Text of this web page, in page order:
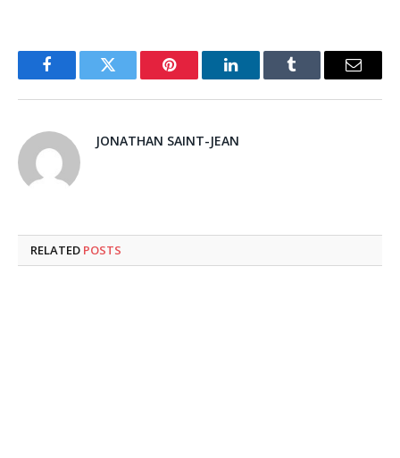
FacebookTwitter Pinterest LinkedInTumblr Email
JONATHAN SAINT-JEAN
RELATED POSTS